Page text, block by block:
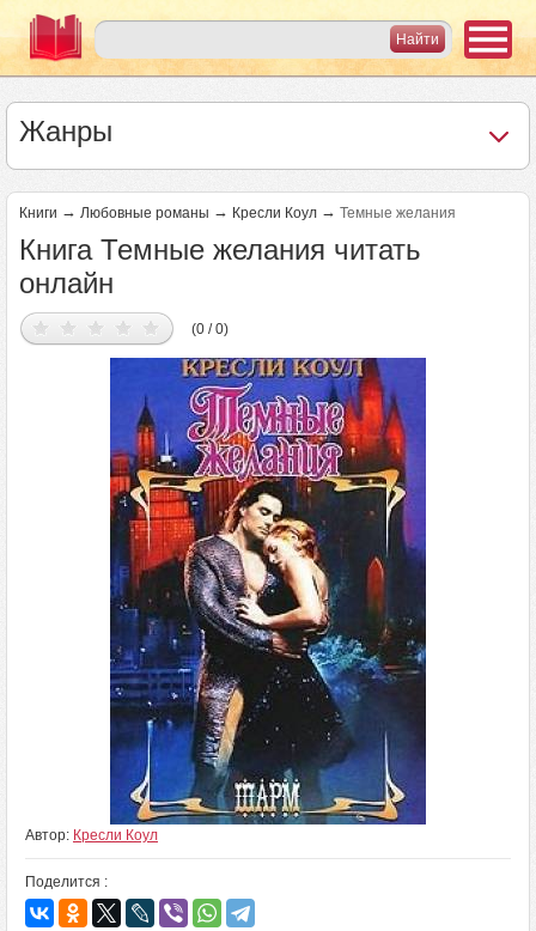
Жанры
Книги → Любовные романы → Кресли Коул → Темные желания
Книга Темные желания читать
онлайн
(0 / 0)
Автор: Кресли Коул
Поделится :